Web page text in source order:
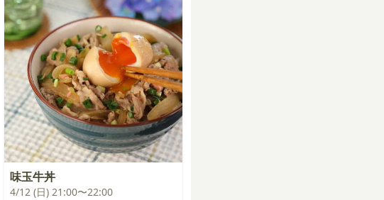
味玉牛丼
4/12 (日) 21:00〜22:00